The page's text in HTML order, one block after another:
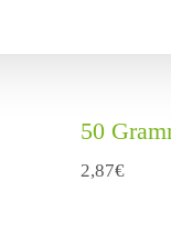
50
2,87€